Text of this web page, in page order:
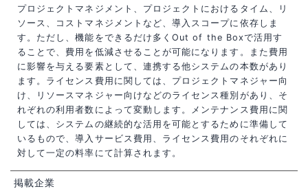
プロジェクトマネジメント、プロジェクトにおけるタイム、リ
ソース、コストマネジメントなど、導入スコープに依存しま
す。ただし、機能をできるだけ多くOut of the Boxで活用す
ることで、費用を低減させることが可能になります。また費用
に影響を与える要素として、連携する他システムの本数があり
ます。ライセンス費用に関しては、プロジェクトマネジャー向
け、リソースマネジャー向けなどのライセンス種別があり、そ
れぞれの利用者数によって変動します。メンテナンス費用に関
しては、システムの継続的な活用を可能とするために準備して
いるもので、導入サービス費用、ライセンス費用のそれぞれに
対して一定の料率にて計算されます。
掲載企業